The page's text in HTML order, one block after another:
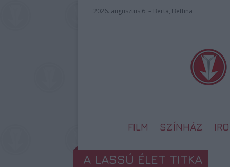
2026. augusztus 6. – Berta, Bettina
FILM SZÍNHÁZ
A LASSÚ ÉLET TITKA